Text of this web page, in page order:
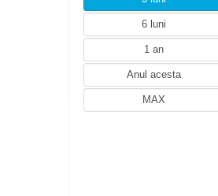
PLN (Zlotul polonez)
RUB (Rubla ruseasca)
SEK (Coroana suedeza)
TRY (Lira turceasca)
BRL (Realul brazilian)